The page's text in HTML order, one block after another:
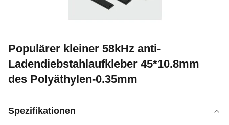
Populärer kleiner 58kHz anti-
Ladendiebstahlaufkleber 45*10.8mm
des Polyäthylen-0.35mm
Spezifikationen